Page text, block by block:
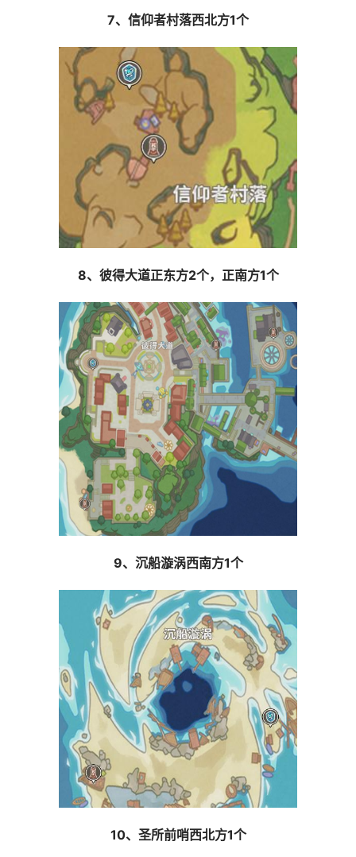
7、信仰者村落西北方1个
8、彼得大道正东方2个，正南方1个
9、沉船漩涡西南方1个
10、圣所前哨西北方1个